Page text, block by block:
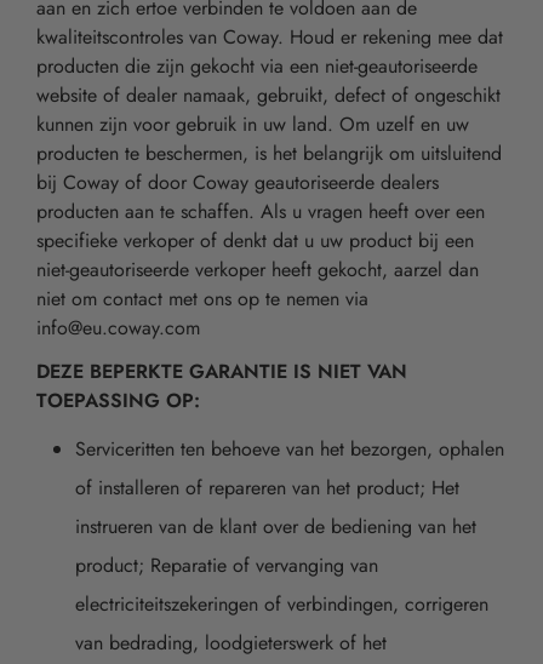
aan en zich ertoe verbinden te voldoen aan de
kwaliteitscontroles van Coway. Houd er rekening mee dat
producten die zijn gekocht via een niet-geautoriseerde
website of dealer namaak, gebruikt, defect of ongeschikt
kunnen zijn voor gebruik in uw land. Om uzelf en uw
producten te beschermen, is het belangrijk om uitsluitend
bij Coway of door Coway geautoriseerde dealers
producten aan te schaffen. Als u vragen heeft over een
specifieke verkoper of denkt dat u uw product bij een
niet-geautoriseerde verkoper heeft gekocht, aarzel dan
niet om contact met ons op te nemen via
info@eu.coway.com
DEZE BEPERKTE GARANTIE IS NIET VAN
TOEPASSING OP:
Serviceritten ten behoeve van het bezorgen, ophalen
of installeren of repareren van het product; Het
instrueren van de klant over de bediening van het
product; Reparatie of vervanging van
electriciteitszekeringen of verbindingen, corrigeren
van bedrading, loodgieterswerk of het